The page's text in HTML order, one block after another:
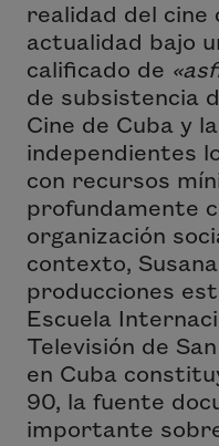
realidad del cine
actualidad bajo
calificado de
de subsistencia
Cine de Cuba y
independientes
con recursos
profundamente
organización
contexto,
producciones
Escuela
Televisión de
en Cuba
90, la fuente
importante